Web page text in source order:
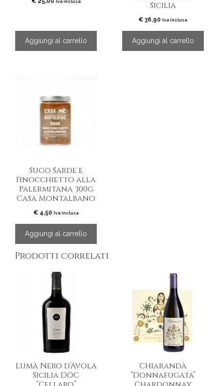
Iva inclusa
Aggiungi al carrello
Sicilia
€ 36,90 Iva inclusa
Aggiungi al carrello
Sugo Sarde e
Finocchietto alla
Palermitana 300g
Casa Montalbano
€4,50 Iva inclusa
Aggiungi al carrello
Prodotti correlati
Lumà Nero d’Avola
Sicilia DOC
Chiarandà
“Donnafugata”